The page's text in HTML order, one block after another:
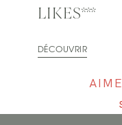
LIKES***
DÉCOUVRIR